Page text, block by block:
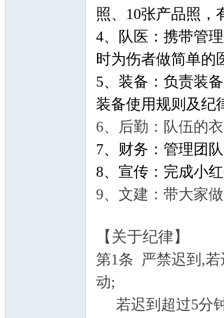
照、10张产品照，
4、队医：携带管
时为伤者做简单的
5、装备：负责装
装备使用规则及纪
6、后勤：队伍的
7、财务：管理团
8、宣传：完成小
9、文建：带大家
【关于纪律】
第1条 严禁迟到,
动;
若迟到超过5分